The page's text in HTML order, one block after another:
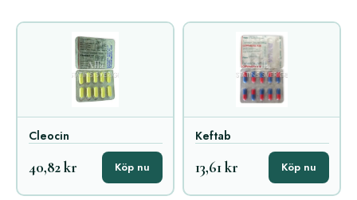
Cleocin
40,82 kr Köp nu
Keftab
13,61 kr Köp nu